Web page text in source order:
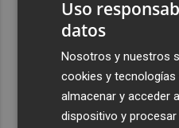
la atención al nacimiento
El proyecto 'Gramola'
para reducir las
mollar de Elche
El talento murciano
'Aguas peligrosas' de
Uso
datos
Nosotros y nuestros
cookies y tecnologías
almacenar y acceder
dispositivo y